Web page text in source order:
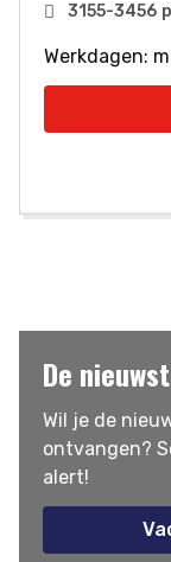
3155-3456
Werkdagen:
De
Wil je de
ontvangen?
alert!